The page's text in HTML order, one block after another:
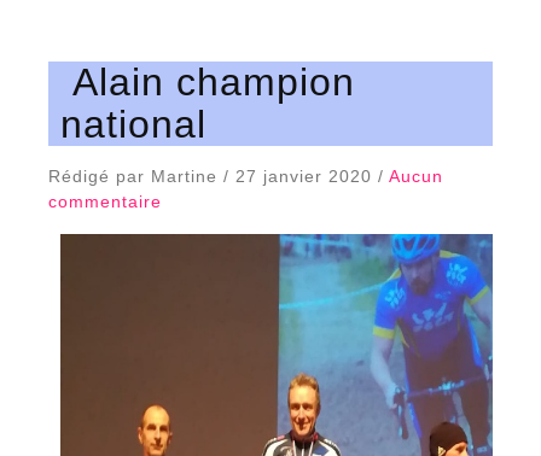
Alain champion
national
Rédigé par Martine / 27 janvier 2020 / Aucun
commentaire